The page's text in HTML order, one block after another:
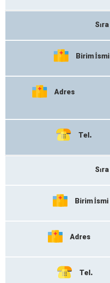
Sıra
Birim İsmi
Adres
Tel.
Sıra
Birim İsmi
Adres
Tel.